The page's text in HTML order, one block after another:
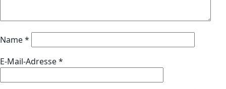
Name*
E-Mail-Adresse*